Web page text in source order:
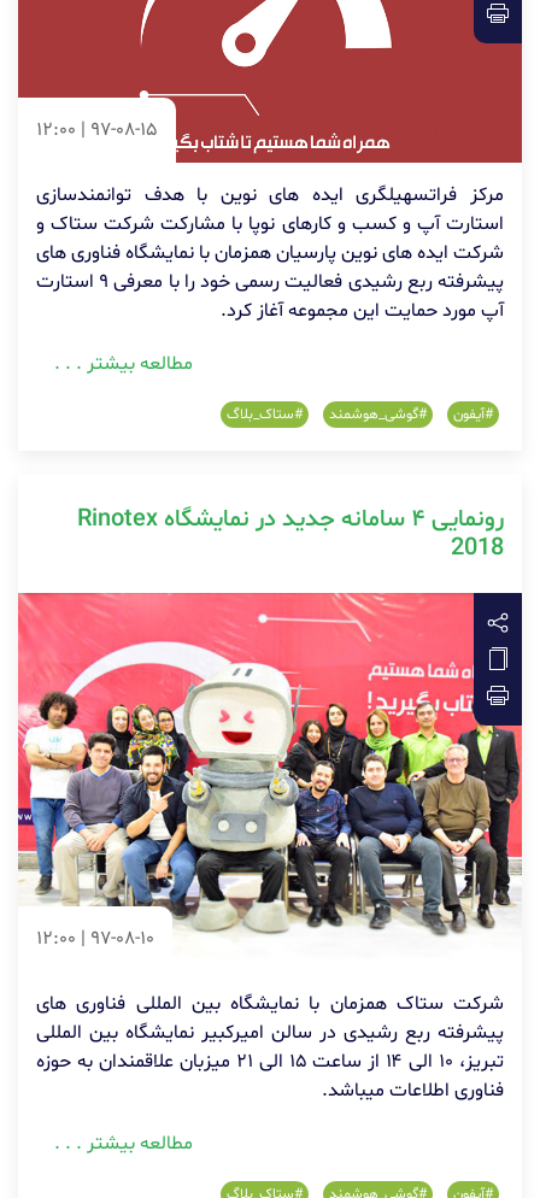
97-08-15 | 12:00
مرکز فراتسهیلگری ایده های نوین با هدف توانمندسازی
استارت آپ و کسب و کارهای نوپا با مشارکت شرکت ستاک و
شرکت ایده های نوین پارسیان همزمان با نمایشگاه فناوری های
پیشرفته ربع رشیدی فعالیت رسمی خود را با معرفی ۹ استارت
آپ مورد حمایت این مجموعه آغاز کرد.
مطالعه بیشتر . . .
#آیفون #گوشی_هوشمند #ستاک_بلاگ
رونمایی ۴ سامانه جدید در نمایشگاه Rinotex
2018
97-08-10 | 12:00
شرکت ستاک همزمان با نمایشگاه بین المللی فناوری های
پیشرفته ربع رشیدی در سالن امیرکبیر نمایشگاه بین المللی
تبریز، ۱۰ الی ۱۴ از ساعت ۱۵ الی ۲۱ میزبان علاقمندان به حوزه
فناوری اطلاعات میباشد.
مطالعه بیشتر . . .
#آیفون #گوشی_هوشمند #ستاک_بلاگ